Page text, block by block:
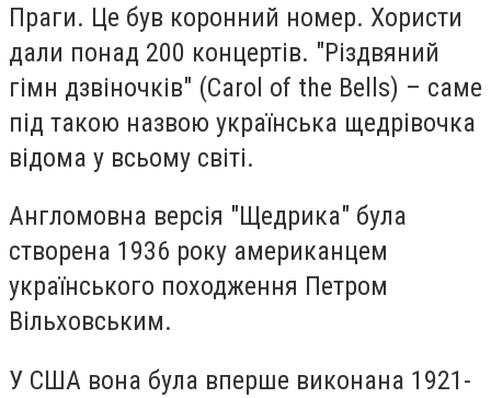
Праги. Це був коронний номер. Хористи
дали понад 200 концертів. "Різдвяний
гімн дзвіночків" (Carol of the Bells) – саме
під такою назвою українська щедрівочка
відома у всьому світі.
Англомовна версія "Щедрика" була
створена 1936 року американцем
українського походження Петром
Вільховським.
У США вона була вперше виконана 1921-